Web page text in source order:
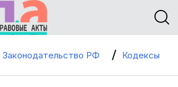
Законодательство РФ Кодексы